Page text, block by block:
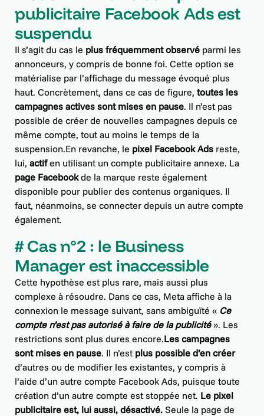
publicitaire Facebook Ads est
suspendu
Il s’agit du cas le plus fréquemment observé parmi les
annonceurs, y compris de bonne foi. Cette option se
matérialise par l’affichage du message évoqué plus
haut. Concrètement, dans ce cas de figure, toutes les
campagnes actives sont mises en pause. Il n’est pas
possible de créer de nouvelles campagnes depuis ce
même compte, tout au moins le temps de la
suspension.En revanche, le pixel Facebook Ads reste,
lui,actifen utilisant un compte publicitaire annexe. La
page Facebookde la marque reste également
disponible pour publier des contenus organiques. Il
faut, néanmoins, se connecter depuis un autre compte
également.
# Cas n°2 : le Business
Manager est inaccessible
Cette hypothèse est plus rare, mais aussi plus
complexe à résoudre. Dans ce cas, Meta affiche à la
connexion le message suivant, sans ambiguïté « Ce
compte n’est pas autorisé à faire de la publicité». Les
restrictions sont plus dures encore.Les campagnes
sont mises en pause. Il n’est plus possible d’en créer
d’autres ou de modifier les existantes, y compris à
l’aide d’un autre compte Facebook Ads, puisque toute
création d’un autre compte est stoppée net. Le pixel
publicitaire est, lui aussi, désactivé. Seule la page de